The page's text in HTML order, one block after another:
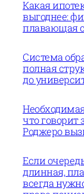
Какая
выгоднее:
плавающая
Система
полная
до
что говорит
Роджеро
Если
длинная,
всегда